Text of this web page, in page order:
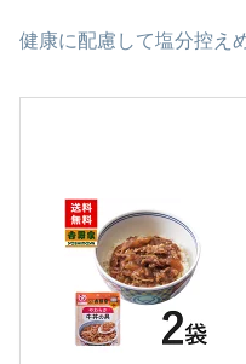
健康に配慮して塩分控え